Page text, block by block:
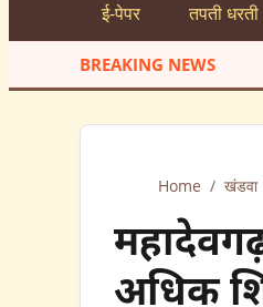
ई-पेपर तपती धरती
BREAKING NEWS
Home / खंडवा
अधिक